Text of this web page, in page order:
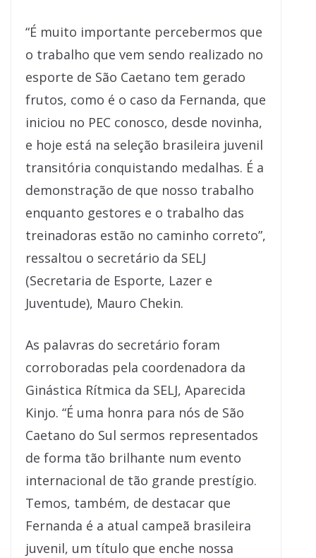
“É muito importante percebermos que
o trabalho que vem sendo realizado no
esporte de São Caetano tem gerado
frutos, como é o caso da Fernanda, que
iniciou no PEC conosco, desde novinha,
e hoje está na seleção brasileira juvenil
transitória conquistando medalhas. É a
demonstração de que nosso trabalho
enquanto gestores e o trabalho das
treinadoras estão no caminho correto”,
ressaltou o secretário da SELJ
(Secretaria de Esporte, Lazer e
Juventude), Mauro Chekin.
As palavras do secretário foram
corroboradas pela coordenadora da
Ginástica Rítmica da SELJ, Aparecida
Kinjo. “É uma honra para nós de São
Caetano do Sul sermos representados
de forma tão brilhante num evento
internacional de tão grande prestígio.
Temos, também, de destacar que
Fernanda é a atual campeã brasileira
juvenil, um título que enche nossa